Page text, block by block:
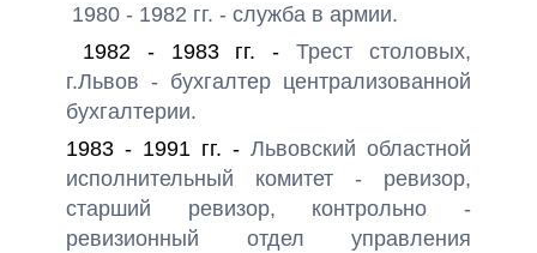
1980 - 1982 гг. - служба в армии.
1982 - 1983 гг. -Трест столовых,
г.Львов - бухгалтер централизованной
бухгалтерии.
1983 - 1991 гг. - Львовский областной
исполнительный комитет - ревизор,
старший ревизор, контрольно -
ревизионный отдел управления